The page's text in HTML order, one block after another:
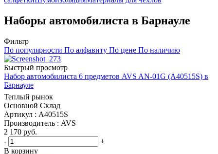
Наборы автомобилиста в Барнауле
Фильтр
По популярности По алфавиту По цене По наличию
Быстрый просмотр
Набор автомобилиста 6 предметов AVS AN-01G (A40515S) в
Барнауле
Теплый рынок
Основной Склад
Артикул : A40515S
Производитель : AVS
2 170 руб.
-
+
В корзину